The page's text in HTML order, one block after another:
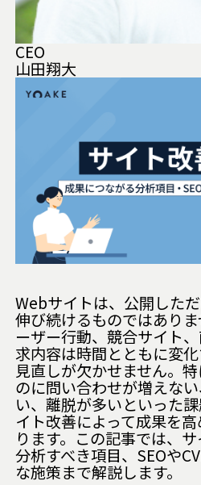
CEO
山田翔大
Webサイトは、公開した
伸び続けるものではあり
ーザー行動、競合サイト
求内容は時間とともに変
見直しが欠かせません。
のに問い合わせが増えな
い、離脱が多いといった
イト改善によって成果を
ります。この記事では、サ
分析すべき項目、SEOや
な施策まで解説します。